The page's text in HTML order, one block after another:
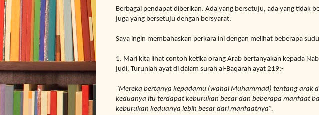
Berbagai pendapat diberikan. Ada yang bersetuju, ada yang tidak
juga yang bersetuju dengan bersyarat.
Saya ingin membahaskan perkara ini dengan melihat beberapa
1. Mari kita lihat contoh ketika orang Arab bertanyakan kepada
judi. Turunlah ayat di dalam surah al-Baqarah ayat 219:-
"Mereka bertanya kepadamu (wahai Muhammad) tentang arak
keduanya itu terdapat keburukan besar dan beberapa manfaat
keburukan keduanya lebih besar dari manfaatnya”.